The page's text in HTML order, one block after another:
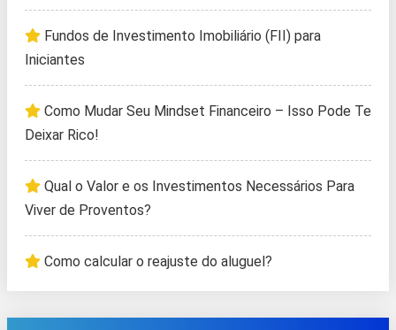
Fundos de Investimento Imobiliário (FII) para
Iniciantes
Como Mudar Seu Mindset Financeiro – Isso Pode Te
Deixar Rico!
Qual o Valor e os Investimentos Necessários Para
Viver de Proventos?
Como calcular o reajuste do aluguel?